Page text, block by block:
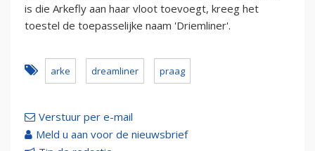
is die Arkefly aan haar vloot toevoegt, kreeg het
toestel de toepasselijke naam 'Driemliner'.
arke dreamliner praag
Verstuur per e-mail
Meld u aan voor de nieuwsbrief